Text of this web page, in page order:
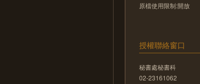
原檔使用限制:開放
授權聯絡窗口
秘書處秘書科
02-23161062